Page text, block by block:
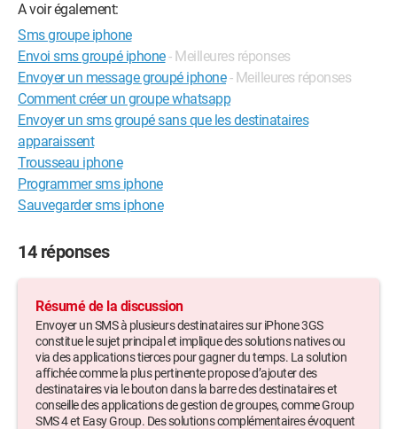
A voir également:
Sms groupe iphone
Envoi sms groupé iphone- Meilleures réponses
Envoyer un message groupé iphone - Meilleures réponses
Comment créer un groupe whatsapp
Envoyer un sms groupé sans que les destinataires
apparaissent
Trousseau iphone
Programmer sms iphone
Sauvegarder sms iphone
14 réponses
Résumé de la discussion
Envoyer un SMS à plusieurs destinataires sur iPhone 3GS
constitue le sujet principal et implique des solutions natives ou
via des applications tierces pour gagner du temps. La solution
affichée comme la plus pertinente propose d’ajouter des
destinataires via le bouton dans la barre des destinataires et
conseille des applications de gestion de groupes, comme Group
SMS 4 et Easy Group. Des solutions complémentaires évoquent